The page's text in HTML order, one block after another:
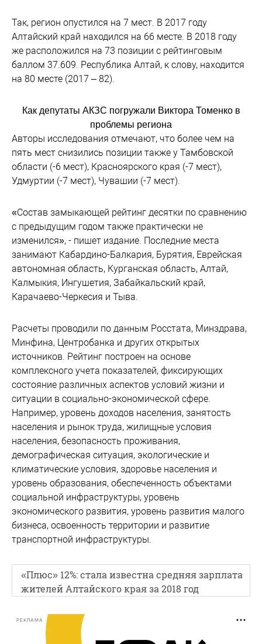
Так, регион опустился на 7 мест. В 2017 году
Алтайский край находился на 66 месте. В 2018 году
же расположился на 73 позиции с рейтинговым
баллом 37.609. Республика Алтай, к слову, находится
на 80 месте (2017 – 82).
Как депутаты АКЗС погружали Виктора Томенко в
проблемы региона
Авторы исследования отмечают, что более чем на
пять мест снизились позиции также у Тамбовской
области (-6 мест), Красноярского края (-7 мест),
Удмуртии (-7 мест), Чувашии (-7 мест).
«Состав замыкающей рейтинг десятки по сравнению
с предыдущим годом также практически не
изменился», - пишет издание. Последние места
занимают Кабардино-Балкария, Бурятия, Еврейская
автономная область, Курганская область, Алтай,
Калмыкия, Ингушетия, Забайкальский край,
Карачаево-Черкесия и Тыва.
Расчеты проводили по данным Росстата, Минздрава,
Минфина, Центробанка и других открытых
источников. Рейтинг построен на основе
комплексного учета показателей, фиксирующих
состояние различных аспектов условий жизни и
ситуации в социально-экономической сфере.
Например, уровень доходов населения, занятость
населения и рынок труда, жилищные условия
населения, безопасность проживания,
демографическая ситуация, экологические и
климатические условия, здоровье населения и
уровень образования, обеспеченность объектами
социальной инфраструктуры, уровень
экономического развития, уровень развития малого
бизнеса, освоенность территории и развитие
транспортной инфраструктуры.
«Плюс» 12%: стала известна средняя зарплата
жителей Алтайского края за 2018 год
РЕКЛАМА